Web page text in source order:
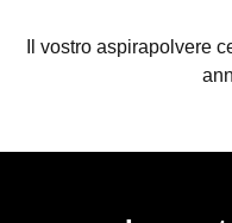
Il vostro aspirapolvere